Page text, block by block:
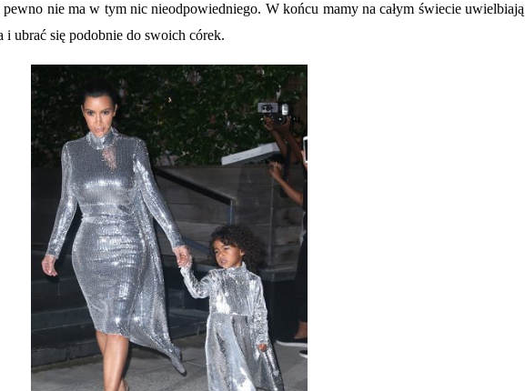
nie ma w tym nic nieodpowiedniego. W końcu mamy na całym świecie uwielbiają
ubrać się podobnie do swoich córek.